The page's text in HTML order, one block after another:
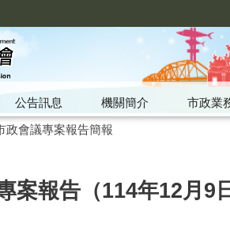
公告訊息 機關簡介 市政業
政會議專案報告簡報
案報告（114年12月